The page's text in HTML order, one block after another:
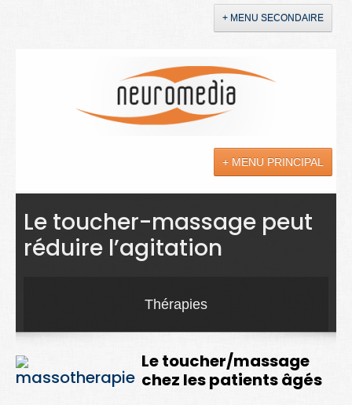
+ MENU SECONDAIRE
+ MENU PRINCIPAL
Actualités
Sciences
Droit
Lexique
Le toucher-massage peut
réduire l’agitation
Thérapies
Le toucher/massage
chez les patients âgés